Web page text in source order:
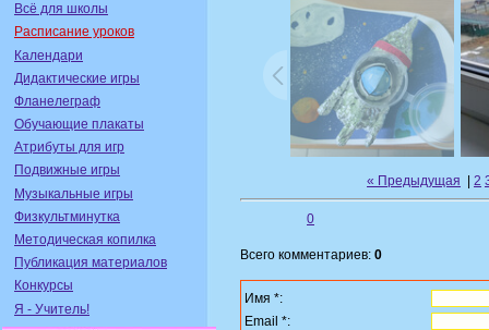
Всё для школы
Расписание уроков
Календари
Дидактические игры
Фланелеграф
Обучающие плакаты
Атрибуты для игр
Подвижные игры
Музыкальные игры
Физкультминутка
Методическая копилка
Публикация материалов
Конкурсы
Я - Учитель!
« Предыдущая 2
0
Всего комментариев: 0
Имя *:
Email *: